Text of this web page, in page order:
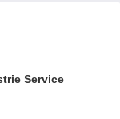
Service